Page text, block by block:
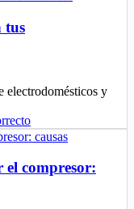
tus
electrodomésticos y
compresor: